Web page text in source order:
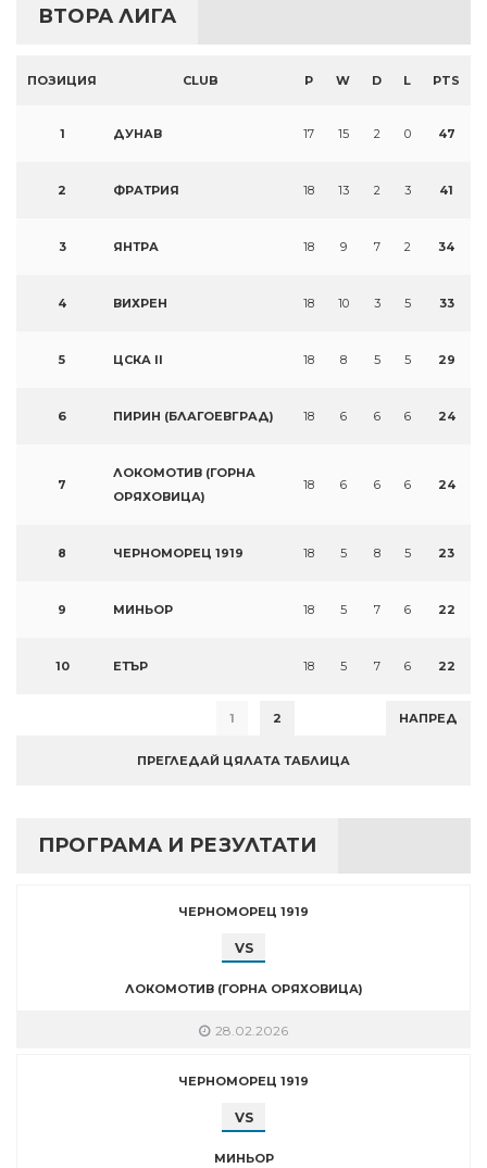
ВТОРА ЛИГА
ПОЗИЦИЯ CLUB P W D L PTS
1 ДУНАВ 17 15 2 0 47
2 ФРАТРИЯ 18 13 2 3 41
3 ЯНТРА 18 9 7 2 34
4 ВИХРЕН 18 10 3 5 33
5 ЦСКА II 18 8 5 5 29
6 ПИРИН (БЛАГОЕВГРАД) 18 6 6 6 24
7
ЛОКОМОТИВ (ГОРНА
ОРЯХОВИЦА)
18 6 6 6 24
8 ЧЕРНОМОРЕЦ 1919 18 5 8 5 23
9 МИНЬОР 18 5 7 6 22
10 ЕТЪР 18 5 7 6 22
1 2 НАПРЕД
ПРЕГЛЕДАЙ ЦЯЛАТА ТАБЛИЦА
ПРОГРАМА И РЕЗУЛТАТИ
ЧЕРНОМОРЕЦ 1919
VS
ЛОКОМОТИВ (ГОРНА ОРЯХОВИЦА)
28.02.2026
ЧЕРНОМОРЕЦ 1919
VS
МИНЬОР